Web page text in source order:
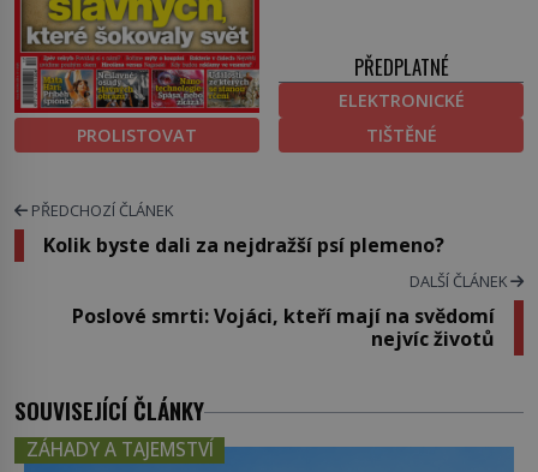
PROLISTOVAT
PŘEDPLATNÉ
ELEKTRONICKÉ
TIŠTĚNÉ
PŘEDCHOZÍ ČLÁNEK
Kolik byste dali za nejdražší psí plemeno?
DALŠÍ ČLÁNEK
Poslové smrti: Vojáci, kteří mají na svědomí
nejvíc životů
SOUVISEJÍCÍ ČLÁNKY
ZÁHADY A TAJEMSTVÍ